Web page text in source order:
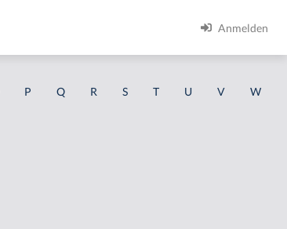
Anmelden
P Q R S T U V W